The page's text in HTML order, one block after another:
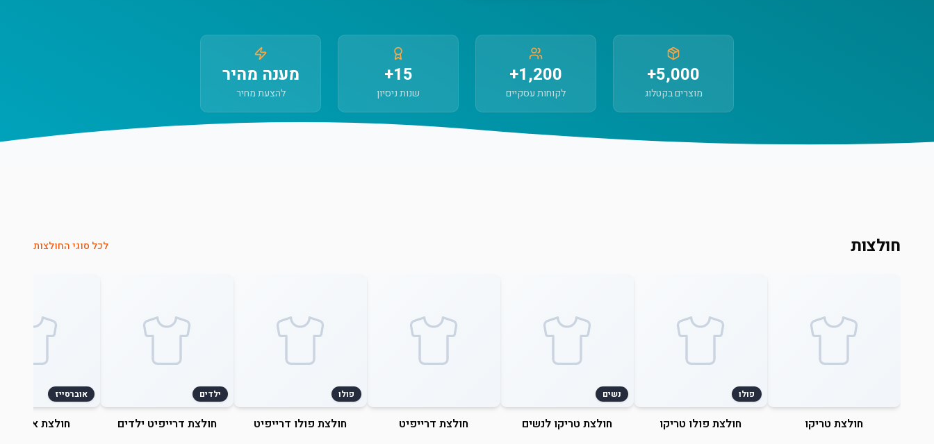
5,000+
מוצרים בקטלוג
1,200+
לקוחות עסקיים
15+
שנות ניסיון
מענה מהיר
להצעת מחיר
חולצות לכל סוגי החולצות
חולצת טריקו
פולו
חולצת פולו טריקו
נשים
חולצת טריקו לנשים חולצת דרייפיט
פולו
חולצת פולו דרייפיט
ילדים
חולצת דרייפיט ילדים
אוברסייז
חולצת